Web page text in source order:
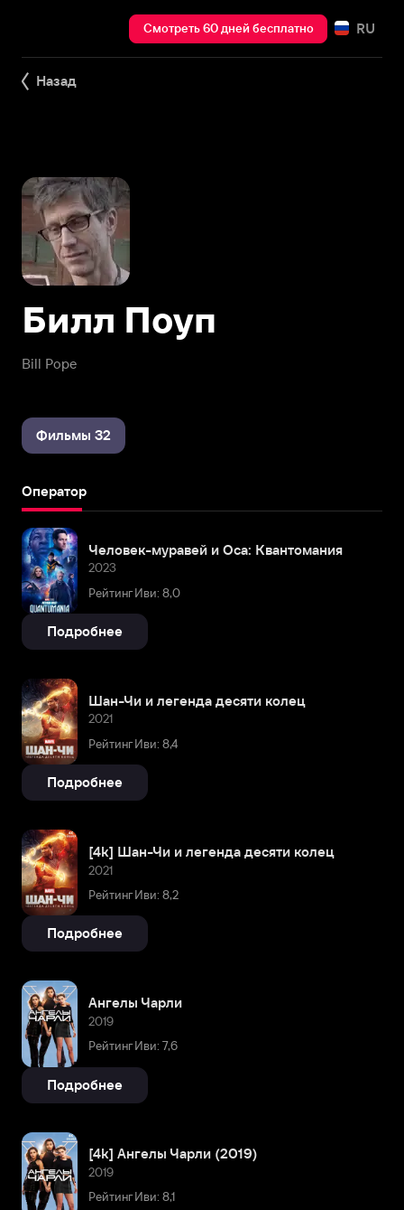
Смотреть 60 дней бесплатно RU
Назад
Bill Pope
Билл Поуп
Фильмы 32
Оператор
Человек-муравей и Оса: Квантомания
2023
Рейтинг Иви: 8,0
Подробнее
Шан-Чи и легенда десяти колец
2021
Рейтинг Иви: 8,4
Подробнее
[4k] Шан-Чи и легенда десяти колец
2021
Рейтинг Иви: 8,2
Подробнее
Ангелы Чарли
2019
Рейтинг Иви: 7,6
Подробнее
[4k] Ангелы Чарли (2019)
2019
Рейтинг Иви: 8,1